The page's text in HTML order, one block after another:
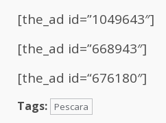
[the_ad id=”1049643″]
[the_ad id=”668943″]
[the_ad id=“676180″]
Tags: Pescara